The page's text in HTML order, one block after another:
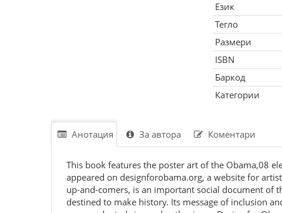
Език
Тегло
Размери
ISBN
Баркод
Категории
Анотация За автора Коментари
This book features the poster art of the Obama,08
appeared on designforobama.org, a website for
up-and-comers, is an important social document of
destined to make history. Its message of inclusion